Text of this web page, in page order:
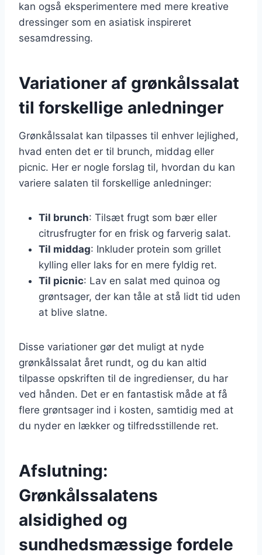
kan også eksperimentere med mere kreative
dressinger som en asiatisk inspireret
sesamdressing.
Variationer af grønkålssalat
til forskellige anledninger
Grønkålssalat kan tilpasses til enhver lejlighed,
hvad enten det er til brunch, middag eller
picnic. Her er nogle forslag til, hvordan du kan
variere salaten til forskellige anledninger:
Til brunch: Tilsæt frugt som bær eller
citrusfrugter for en frisk og farverig salat.
Til middag: Inkluder protein som grillet
kylling eller laks for en mere fyldig ret.
Til picnic: Lav en salat med quinoa og
grøntsager, der kan tåle at stå lidt tid uden
at blive slatne.
Disse variationer gør det muligt at nyde
grønkålssalat året rundt, og du kan altid
tilpasse opskriften til de ingredienser, du har
ved hånden. Det er en fantastisk måde at få
flere grøntsager ind i kosten, samtidig med at
du nyder en lækker og tilfredsstillende ret.
Afslutning:
Grønkålssalatens
alsidighed og
sundhedsmæssige fordele